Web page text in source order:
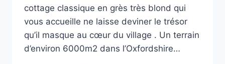
cottage classique en grès très blond qui
vous accueille ne laisse deviner le trésor
qu’il masque au cœur du village . Un terrain
d’environ 6000m2 dans l’Oxfordshire…